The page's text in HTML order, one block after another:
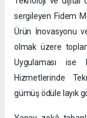
sergileyen Fidem
Ürün İnovasyonu
olmak üzere
Uygulaması ise
Hizmetlerinde
gümüş ödüle layık